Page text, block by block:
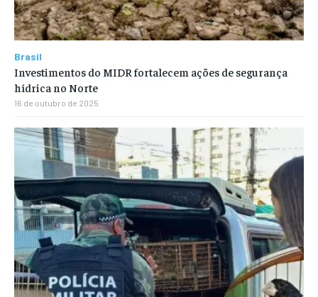
Brasil
Investimentos do MIDR fortalecem ações de segurança
hídrica no Norte
16 de outubro de 2025